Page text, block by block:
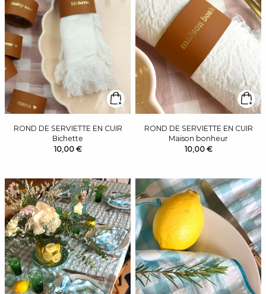
ROND DE SERVIETTE EN CUIR
Bichette
10,00 €
ROND DE SERVIETTE EN CUIR
Maison bonheur
10,00 €